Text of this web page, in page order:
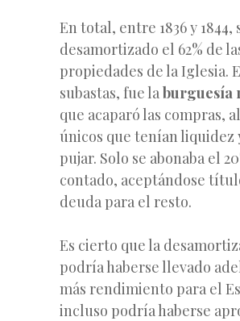
En total, entre 1836 y 1844,
desamortizado el 62% de
propiedades de la Iglesia.
subastas, fue laburguesía
que acaparó las compras,
únicos que tenían liquidez
pujar. Solo se abonaba el
contado, aceptándose
deuda para el resto.
Es cierto que la
podría haberse llevado
más rendimiento para el
incluso podría haberse